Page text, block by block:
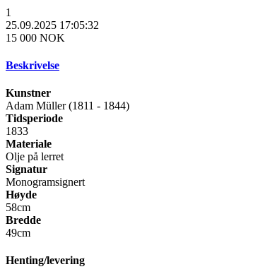
1
25.09.2025 17:05:32
15 000 NOK
Beskrivelse
Kunstner
Adam Müller (1811 - 1844)
Tidsperiode
1833
Materiale
Olje på lerret
Signatur
Monogramsignert
Høyde
58cm
Bredde
49cm
Henting/levering